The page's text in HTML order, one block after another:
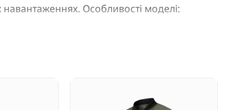
навантаженнях. Особливості моделі:
комфортний при носінні під